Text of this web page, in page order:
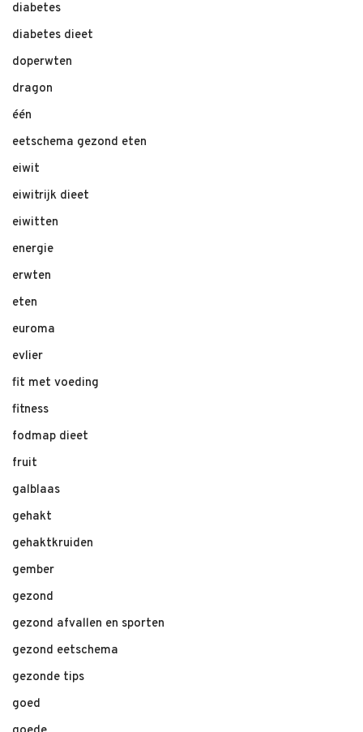
diabetes
diabetes dieet
doperwten
dragon
één
eetschema gezond eten
eiwit
eiwitrijk dieet
eiwitten
energie
erwten
eten
euroma
evlier
fit met voeding
fitness
fodmap dieet
fruit
galblaas
gehakt
gehaktkruiden
gember
gezond
gezond afvallen en sporten
gezond eetschema
gezonde tips
goed